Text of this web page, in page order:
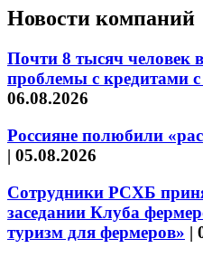
Новости компаний
Почти 8 тысяч
проблемы с кредитами
06.08.2026
Россияне полюбили
| 05.08.2026
Сотрудники РСХБ
заседании Клуба
туризм для фермеров» |